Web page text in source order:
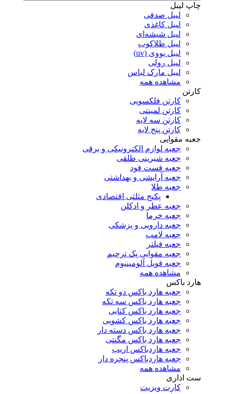
چاپ لیبل
لیبل صدفی
لیبل کاغذی
لیبل شیشه‌ای
لیبل طلاکوب
لیبل یووی (uv)
لیبل رولی
لیبل مارک لباس
مشاهده همه
کارتن
کارتن فلکسویی
کارتن لمینتی
کارتن سه لایه
کارتن پنج لایه
جعبه مقوایی
جعبه لوازم الکترونیکی و برقی
جعبه شیرینی طلقی
جعبه فست فود
جعبه آرایشی و بهداشتی
جعبه طلا
پکیج مثلثی اقتصادی
جعبه عطر و ادکلن
جعبه خرما
جعبه دارویی و پزشکی
جعبه لامپ
جعبه فیلتر
جعبه مقوایی پک ترحیم
جعبه فویل آلومینیوم
مشاهده همه
هارد باکس
جعبه هارد باکس دو تکه
جعبه هارد باکس سه تکه
جعبه هارد باکس کتابی
جعبه هارد باکس کشویی
جعبه هارد باکس دسته دار
جعبه هارد باکس مگنتی
جعبه هاردباکس اریب
جعبه هاردباکس پنجره دار
مشاهده همه
ست اداری
کارت ویزیت